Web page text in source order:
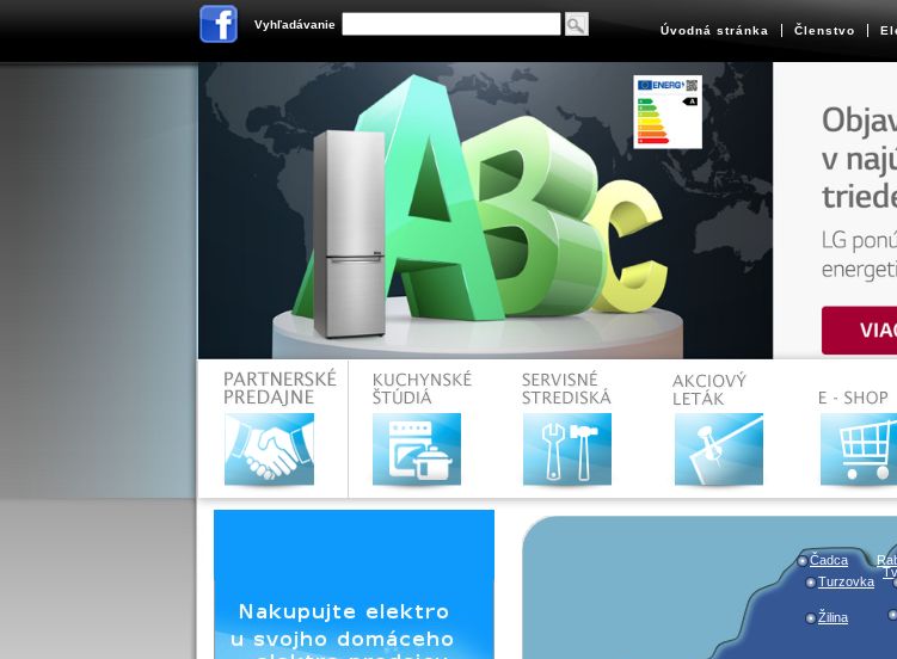
Vyhľadávanie Úvodná stránka Členstvo
Čadca
Turzovka
Žilina